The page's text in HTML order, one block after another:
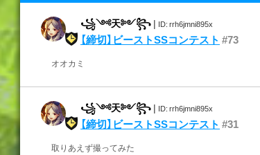
꧁༺天༻꧂ | ID: rrh6jmni895x
【締切】ビーストSSコンテスト #73
オオカミ
꧁༺天༻꧂ | ID: rrh6jmni895x
【締切】ビーストSSコンテスト #31
取りあえず撮ってみた